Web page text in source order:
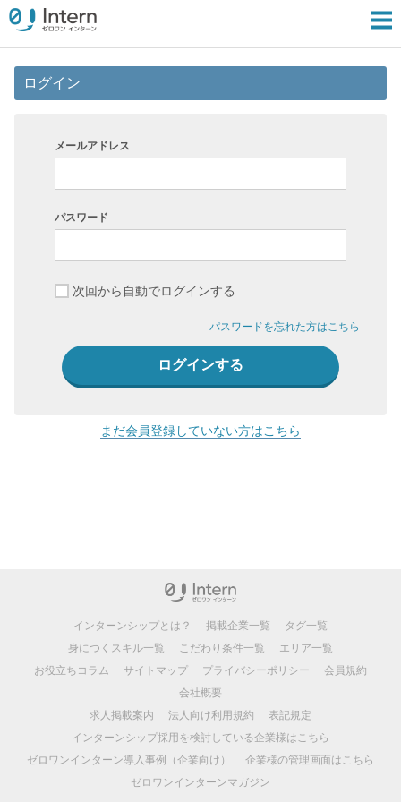
ログイン
メールアドレス
パスワード
次回から自動でログインする
パスワードを忘れた方はこちら
まだ会員登録していない方はこちら
インターンシップとは？ 掲載企業一覧
タグ一覧
身につくスキル一覧
こだわり条件一覧
エリア一覧
お役立ちコラム
サイトマップ プライバシーポリシー
会員規約
会社概要
求人掲載案内
法人向け利用規約
表記規定
インターンシップ採用を検討している企業様はこちら
ゼロワンインターン導入事例（企業向け）
企業様の管理画面はこちら
ゼロワンインターンマガジン